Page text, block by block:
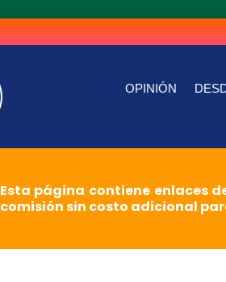
OPINIÓN
Esta página contiene enlaces
comisión sin costo adicional